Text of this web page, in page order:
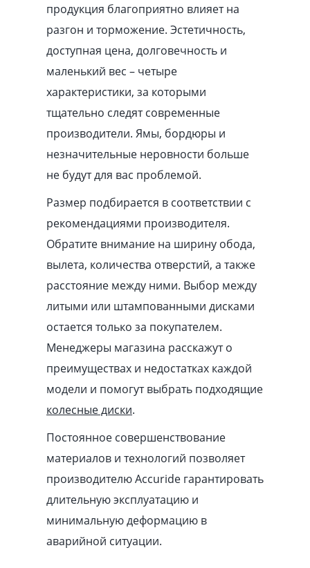
продукция благоприятно влияет на
разгон и торможение. Эстетичность,
доступная цена, долговечность и
маленький вес – четыре
характеристики, за которыми
тщательно следят современные
производители. Ямы, бордюры и
незначительные неровности больше
не будут для вас проблемой.
Размер подбирается в соответствии с
рекомендациями производителя.
Обратите внимание на ширину обода,
вылета, количества отверстий, а также
расстояние между ними. Выбор между
литыми или штампованными дисками
остается только за покупателем.
Менеджеры магазина расскажут о
преимуществах и недостатках каждой
модели и помогут выбрать подходящие
колесные диски.
Постоянное совершенствование
материалов и технологий позволяет
производителю Accuride гарантировать
длительную эксплуатацию и
минимальную деформацию в
аварийной ситуации.